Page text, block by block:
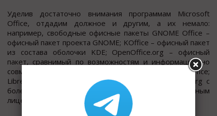
Уделив достаточно внимания программам Microsoft
Office, отдадим должное и другим, а их немало:
например, свободные офисные пакеты GNOME Office –
офисный пакет проекта GNOME; KOffice – офисный пакет
из состава оболочки KDE; OpenOffice.org – офисный
пакет, сравнимый по возможностям и информационно
совместимый с офисным пакетом Microsoft Office;
LibreOffice – ответвление разработки OpenOffice.org с
более прозрачной разработкой и свободным
лицензированием; Corel WordPerfect Office.